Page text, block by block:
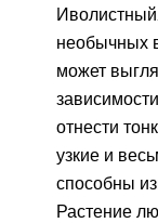
необычных
может
отнести
узкие и
способны
Растение